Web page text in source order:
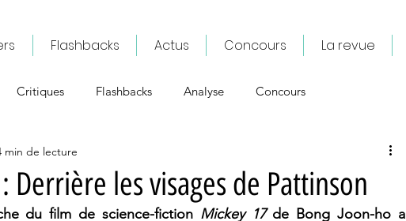
Flashbacks Actus Concours La revue
Critiques Flashbacks Analyse Concours
Derrière les visages de Pattinson
min de lecture
du film de science-fiction Mickey 17 de Bong Joon-ho a